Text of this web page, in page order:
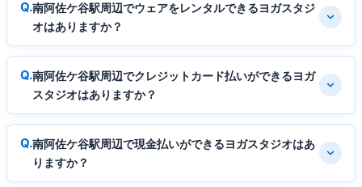
南阿佐ケ谷駅周辺でウェアをレンタルできるヨガスタジ
オはありますか？
南阿佐ケ谷駅周辺でクレジットカード払いができるヨガ
スタジオはありますか？
南阿佐ケ谷駅周辺で現金払いができるヨガスタジオはあ
りますか？